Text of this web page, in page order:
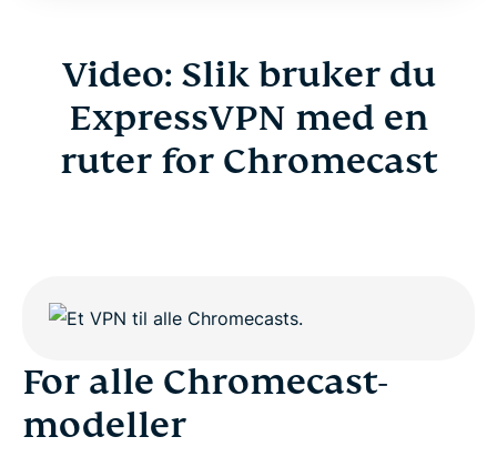
Video: Slik bruker du
ExpressVPN med en
ruter for Chromecast
For alle Chromecast-
modeller